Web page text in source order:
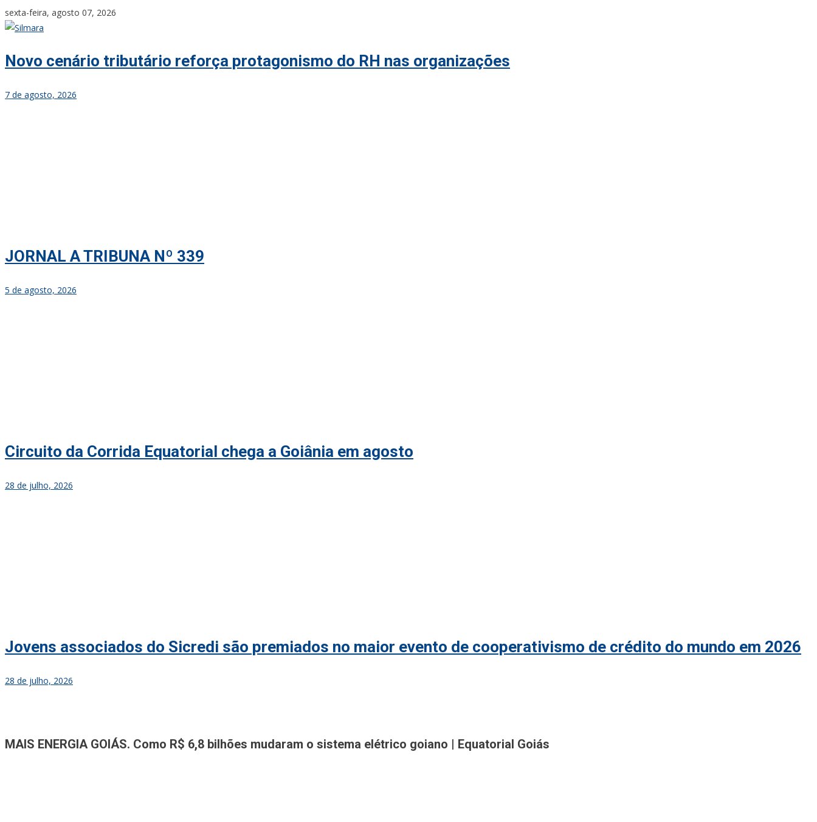
Skip
to
sexta-feira, agosto 07, 2026
Novo cenário tributário reforça protagonismo do RH nas organizações
7 de agosto, 2026
JORNAL A TRIBUNA Nº 339
5 de agosto, 2026
Circuito da Corrida Equatorial chega a Goiânia em agosto
28 de julho, 2026
Jovens associados do Sicredi são premiados no maior evento de cooperativismo de crédito do mundo em 2026
28 de julho, 2026
Jornal mais completo de Noticias e Informações de Rio Verde e Região
MAIS ENERGIA GOIÁS. Como R$ 6,8 bilhões mudaram o sistema elétrico goiano | Equatorial Goiás